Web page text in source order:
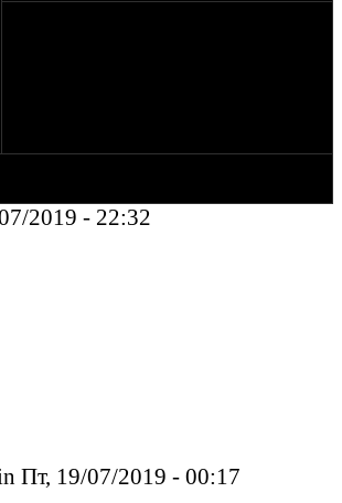
2019 - 22:32
Пт, 19/07/2019 - 00:17